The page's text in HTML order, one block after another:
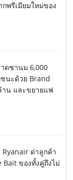
พรีเมียมใหม่ของ
ดชานม 6,000
ชนะด้วย Brand
าน และขยายแฟ
Ryanair ด่าลูกค้า
ของทั้งคู่ถึงไม่